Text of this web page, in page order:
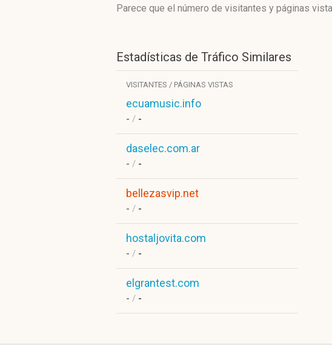
Parece que el número de visitantes y páginas
Estadísticas de Tráfico Similares
VISITANTES / PÁGINAS VISTAS
ecuamusic.info
- / -
daselec.com.ar
- / -
bellezasvip.net
- / -
hostaljovita.com
- / -
elgrantest.com
- / -